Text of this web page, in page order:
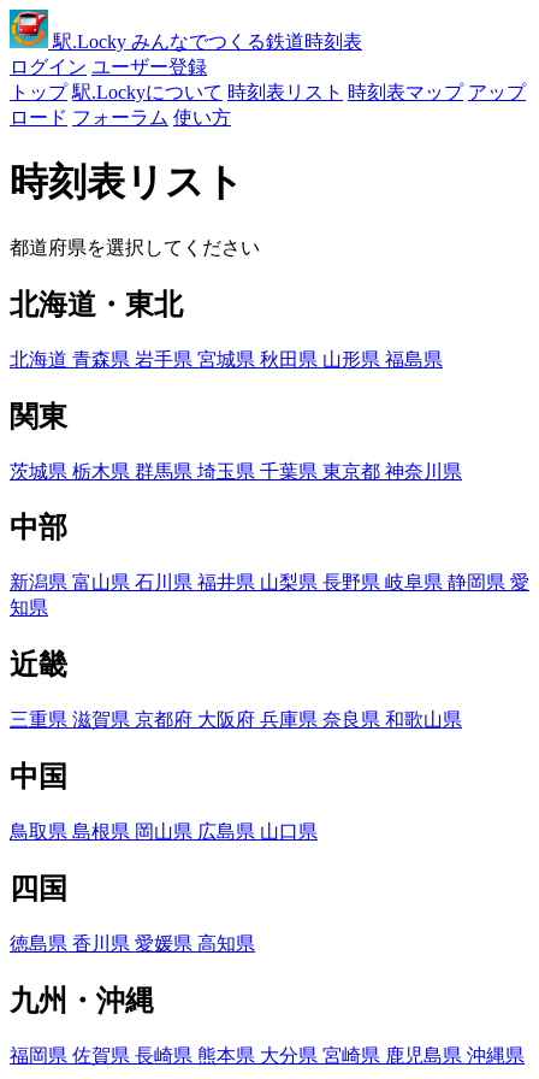
駅.Locky みんなでつくる鉄道時刻表
ログイン ユーザー登録
トップ 駅.Lockyについて 時刻表リスト 時刻表マップ アップ
ロード フォーラム 使い方
時刻表リスト
都道府県を選択してください
北海道・東北
北海道 青森県 岩手県 宮城県 秋田県 山形県 福島県
関東
茨城県 栃木県 群馬県 埼玉県 千葉県 東京都 神奈川県
中部
新潟県 富山県 石川県 福井県 山梨県 長野県 岐阜県 静岡県 愛
知県
近畿
三重県 滋賀県 京都府 大阪府 兵庫県 奈良県 和歌山県
中国
鳥取県 島根県 岡山県 広島県 山口県
四国
徳島県 香川県 愛媛県 高知県
九州・沖縄
福岡県 佐賀県 長崎県 熊本県 大分県 宮崎県 鹿児島県 沖縄県